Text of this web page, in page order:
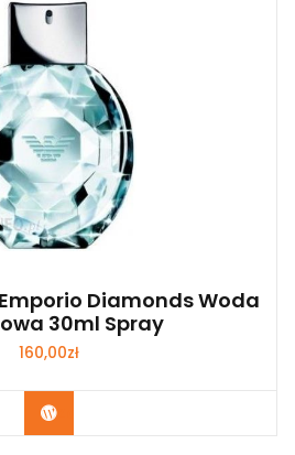
Diamonds Woda
30ml Spray
160,00zł
Zobacz